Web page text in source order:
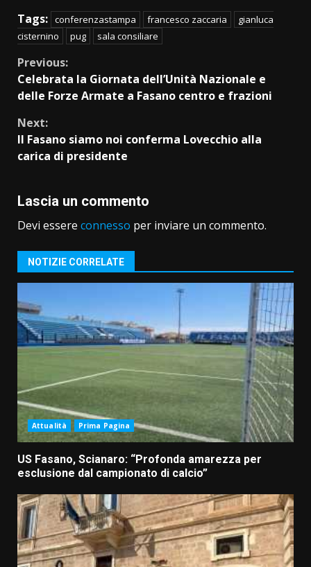
Tags: conferenzastampa francesco zaccaria
gianluca
cisternino
pug sala consiliare
Continue
Reading
Previous:
Celebrata la Giornata dell’Unità Nazionale e
delle Forze Armate a Fasano centro e frazioni
Next:
Il Fasano siamo noi conferma Lovecchio alla
carica di presidente
Lascia un commento
Devi essere connesso per inviare un commento.
NOTIZIE CORRELATE
Attualità Prima Pagina
US Fasano, Scianaro: “Profonda amarezza per
esclusione dal campionato di calcio”